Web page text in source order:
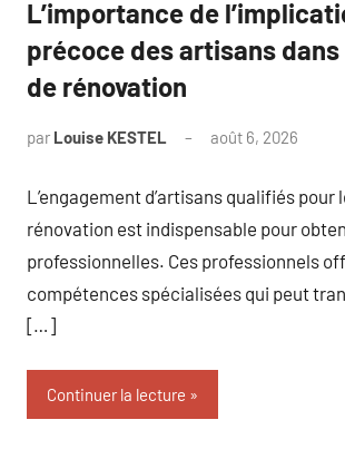
L’importance de
précoce des artisans
de rénovation
par Louise KESTEL août 6, 2026
L’engagement d’artisans qualifiés pour
rénovation est indispensable pour
professionnelles. Ces professionnels
compétences spécialisées qui peut
[…]
Continuer la lecture